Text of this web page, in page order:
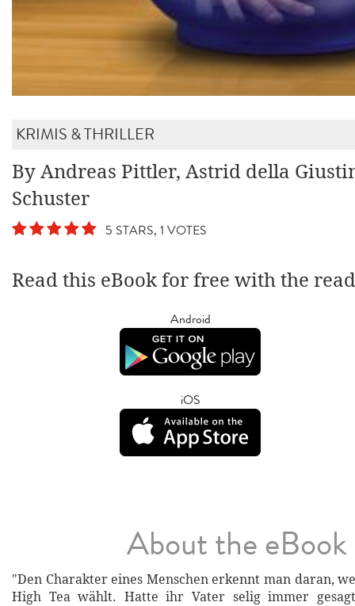
KRIMIS & THRILLER
By Andreas Pittler, Astrid della
Schuster
5 STARS, 1 VOTES
Read this eBook for free with the
Android
iOS
About the eBook
"Den Charakter eines Menschen erkennt man daran,
High Tea wählt. Hatte ihr Vater selig immer